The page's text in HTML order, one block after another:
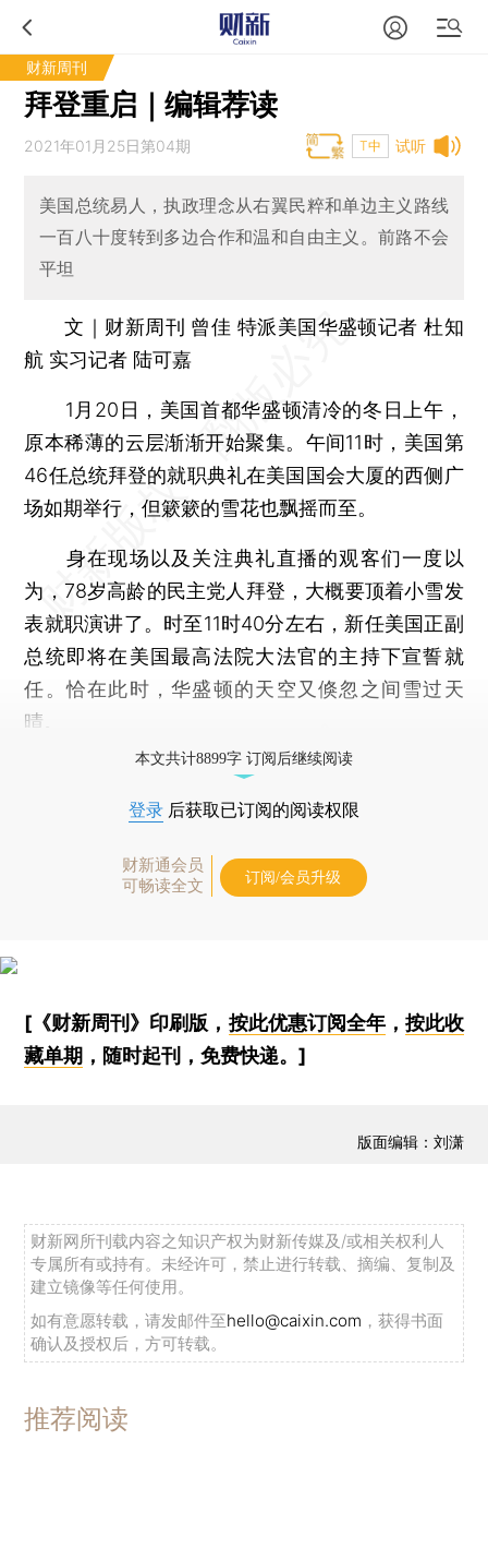
财新周刊
拜登重启｜编辑荐读
试听
2021年01月25日第04期 T中
美国总统易人，执政理念从右翼民粹和单边主义路线
一百八十度转到多边合作和温和自由主义。前路不会
平坦
文｜财新周刊 曾佳 特派美国华盛顿记者 杜知
航 实习记者 陆可嘉
1月20日，美国首都华盛顿清冷的冬日上午，
原本稀薄的云层渐渐开始聚集。午间11时，美国第
46任总统拜登的就职典礼在美国国会大厦的西侧广
场如期举行，但簌簌的雪花也飘摇而至。
身在现场以及关注典礼直播的观客们一度以
为，78岁高龄的民主党人拜登，大概要顶着小雪发
表就职演讲了。时至11时40分左右，新任美国正副
总统即将在美国最高法院大法官的主持下宣誓就
任。恰在此时，华盛顿的天空又倏忽之间雪过天
晴。
本文共计8899字 订阅后继续阅读
登录 后获取已订阅的阅读权限
财新通会员
可畅读全文
订阅/会员升级
[《财新周刊》印刷版， 按此优惠订阅全年， 按此收
藏单期 ，随时起刊，免费快递。]
版面编辑：刘潇
财新网所刊载内容之知识产权为财新传媒及/或相关权利人
专属所有或持有。未经许可，禁止进行转载、摘编、复制及
建立镜像等任何使用。
如有意愿转载，请发邮件至hello@caixin.com ，获得书面
确认及授权后，方可转载。
推荐阅读